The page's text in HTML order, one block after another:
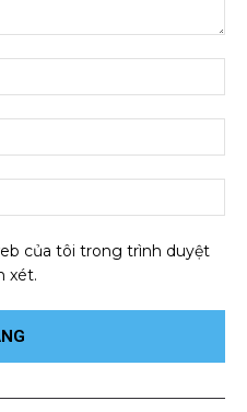
của tôi trong trình duyệt
xét.